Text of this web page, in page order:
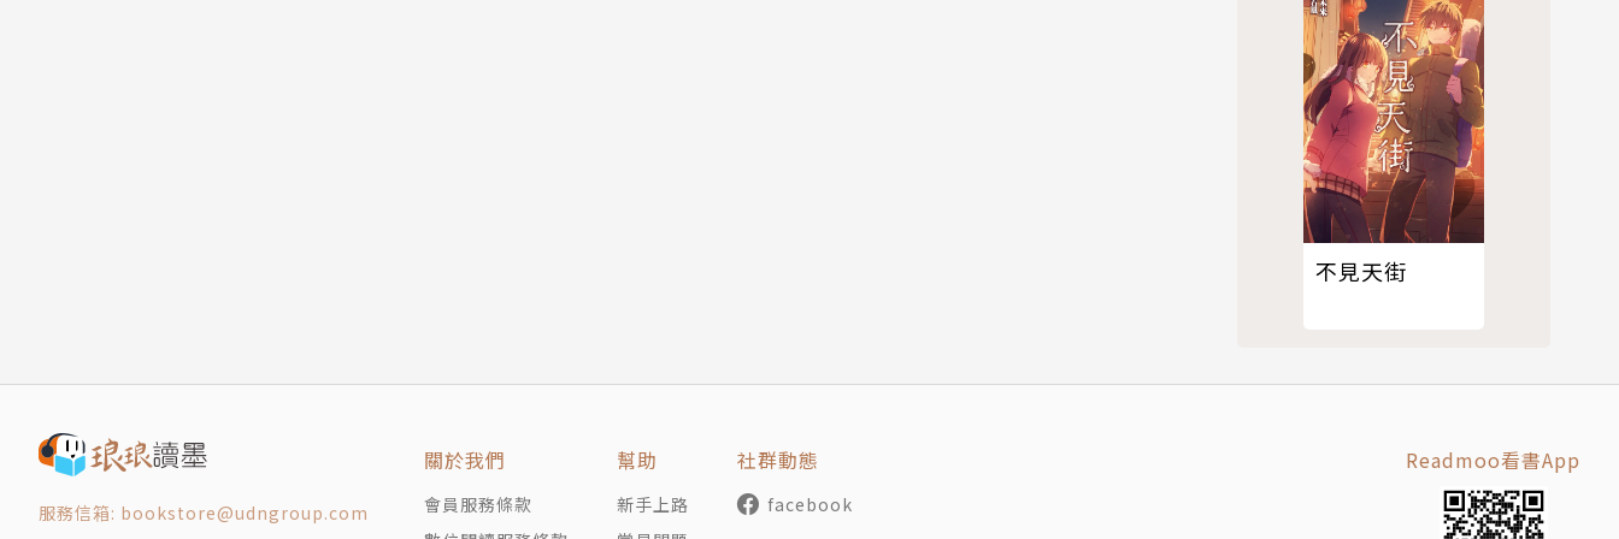
手刀葉
這次非常感激尖端給的機會，再接再厲。
不見天街
服務信箱: bookstore@udngroup.com
關於我們
會員服務條款
幫助
新手上路
社群動態
facebook
Readmoo看書App